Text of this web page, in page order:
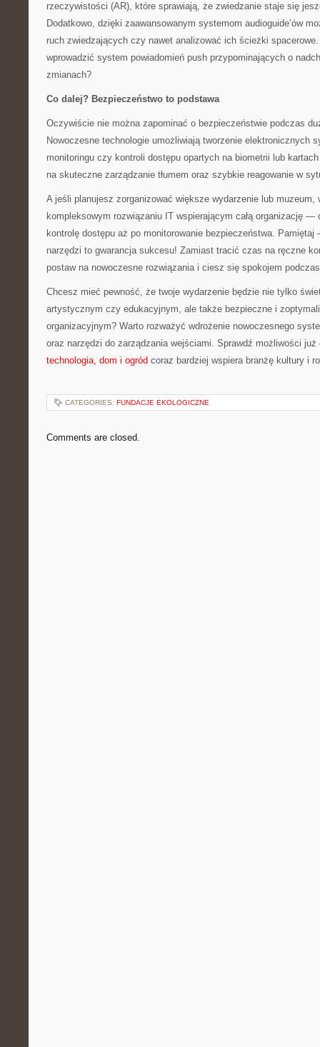
rzeczywistości (AR), które sprawiają, że zwiedzanie staje się
Dodatkowo, dzięki zaawansowanym systemom audioguide’ów
ruch zwiedzających czy nawet analizować ich ścieżki
wprowadzić system powiadomień push przypominających o
zmianach?
Co dalej? Bezpieczeństwo to podstawa
Oczywiście nie można zapominać o bezpieczeństwie podczas
Nowoczesne technologie umożliwiają tworzenie elektronicznych
monitoringu czy kontroli dostępu opartych na biometrii lub
na skuteczne zarządzanie tłumem oraz szybkie reagowanie w
A jeśli planujesz zorganizować większe wydarzenie lub muzeum,
kompleksowym rozwiązaniu IT wspierającym całą organizację —
kontrolę dostępu aż po monitorowanie bezpieczeństwa. Pamiętaj
narzędzi to gwarancja sukcesu! Zamiast tracić czas na ręczne
postaw na nowoczesne rozwiązania i ciesz się spokojem
Chcesz mieć pewność, że twoje wydarzenie będzie nie tylko
artystycznym czy edukacyjnym, ale także bezpieczne i
organizacyjnym? Warto rozważyć wdrożenie nowoczesnego
oraz narzędzi do zarządzania wejściami. Sprawdź możliwości
technologia, dom i ogród coraz bardziej wspiera branżę kultury i
CATEGORIES: FUNDACJE EKOLOGICZNE
Comments are closed.